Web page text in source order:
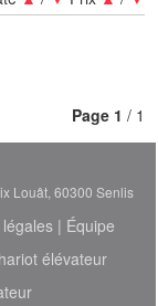
Page 1 / 1
Louât, 60300 Senlis
| Équipe
élévateur